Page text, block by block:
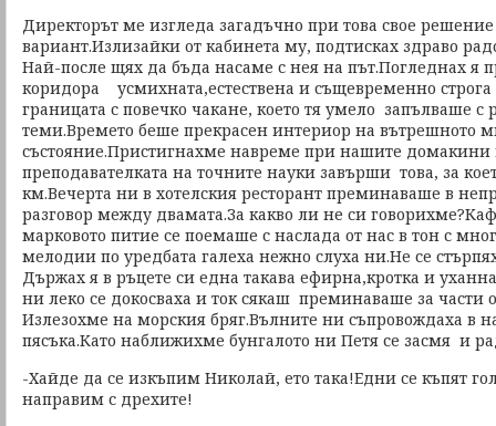
Директорът ме изгледа загадъчно при това свое
вариант.Излизайки от кабинета му, подтисках здраво
Най-после щях да бъда насаме с нея на път.Погледнах я
коридора усмихната,естествена и същевременно
границата с повечко чакане, което тя умело запълваше с
теми.Времето беше прекрасен интериор на вътрешното
състояние.Пристигнахме навреме при нашите домакини
преподавателката на точните науки завърши това, за
км.Вечерта ни в хотелския ресторант преминаваше в
разговор между двамата.За какво ли не си
марковото питие се поемаше с наслада от нас в тон с
мелодии по уредбата галеха нежно слуха ни.Не се
Държах я в ръцете си една такава ефирна,кротка и
ни леко се докосваха и ток сякаш преминаваше за части
Излезохме на морския бряг.Вълните ни съпровождаха в
пясъка.Като наближихме бунгалото ни Петя се засмя и
-Хайде да се изкъпим Николай, ето така!Едни се къпят
направим с дрехите!